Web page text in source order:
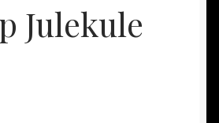
Julekule